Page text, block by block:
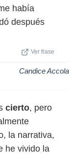
había
después
Ver frase
Candice Accola
cierto, pero
la narrativa,
he vivido la